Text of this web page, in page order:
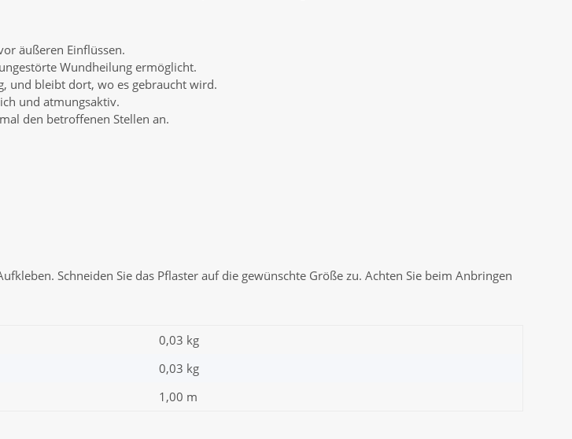
äußeren Einflüssen.
Wundheilung ermöglicht.
und bleibt dort, wo es gebraucht wird.
und atmungsaktiv.
den betroffenen Stellen an.
Schneiden Sie das Pflaster auf die gewünschte Größe zu. Achten Sie beim Anbringen
0,03 kg
0,03 kg
1,00 m